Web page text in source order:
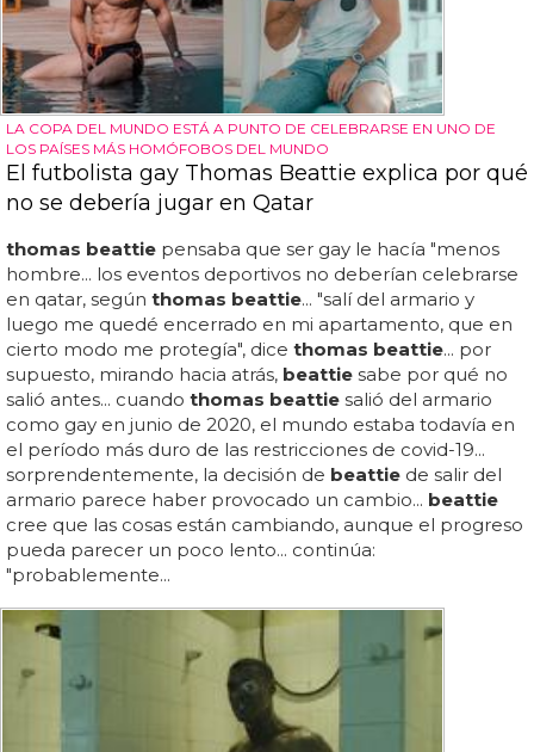
LA COPA DEL MUNDO ESTÁ A PUNTO DE CELEBRARSE EN UNO DE
LOS PAÍSES MÁS HOMÓFOBOS DEL MUNDO
El futbolista gay Thomas Beattie explica por qué
no se debería jugar en Qatar
thomas beattie pensaba que ser gay le hacía "menos
hombre... los eventos deportivos no deberían celebrarse
en qatar, según thomas beattie... "salí del armario y
luego me quedé encerrado en mi apartamento, que en
cierto modo me protegía", dice thomas beattie... por
supuesto, mirando hacia atrás, beattie sabe por qué no
salió antes... cuando thomas beattie salió del armario
como gay en junio de 2020, el mundo estaba todavía en
el período más duro de las restricciones de covid-19...
sorprendentemente, la decisión de beattie de salir del
armario parece haber provocado un cambio... beattie
cree que las cosas están cambiando, aunque el progreso
pueda parecer un poco lento... continúa:
"probablemente...